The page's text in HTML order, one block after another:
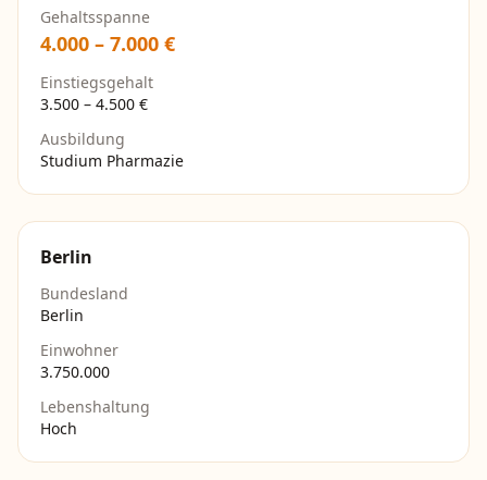
Gehaltsspanne
4.000 – 7.000 €
Einstiegsgehalt
3.500 – 4.500 €
Ausbildung
Studium Pharmazie
Berlin
Bundesland
Berlin
Einwohner
3.750.000
Lebenshaltung
Hoch